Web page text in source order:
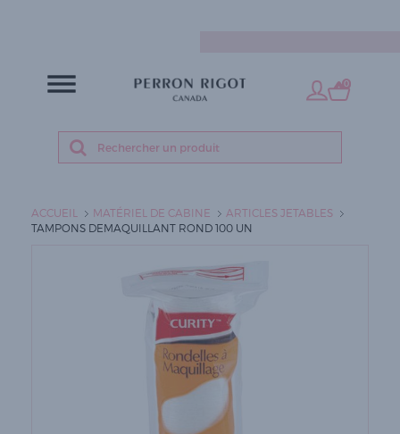
0
ACCUEIL MATÉRIEL DE CABINE
ARTICLES JETABLES
TAMPONS DEMAQUILLANT ROND 100 UN